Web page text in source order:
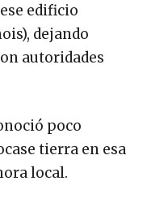
edificio
dejando
autoridades
poco
tierra en esa
local.